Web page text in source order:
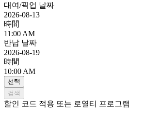
대여/픽업 날짜
2026-08-13
時間
11:00 AM
반납 날짜
2026-08-19
時間
10:00 AM
선택
검색
할인 코드 적용 또는 로열티 프로그램